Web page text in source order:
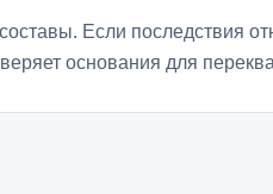
Если последствия
основания для